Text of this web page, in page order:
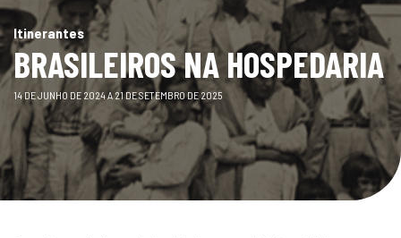
gestão
Itinerantes
BRASILEIROS NA HOSPEDARIA
14 DE JUNHO DE 2024 A 21 DE SETEMBRO DE 2025